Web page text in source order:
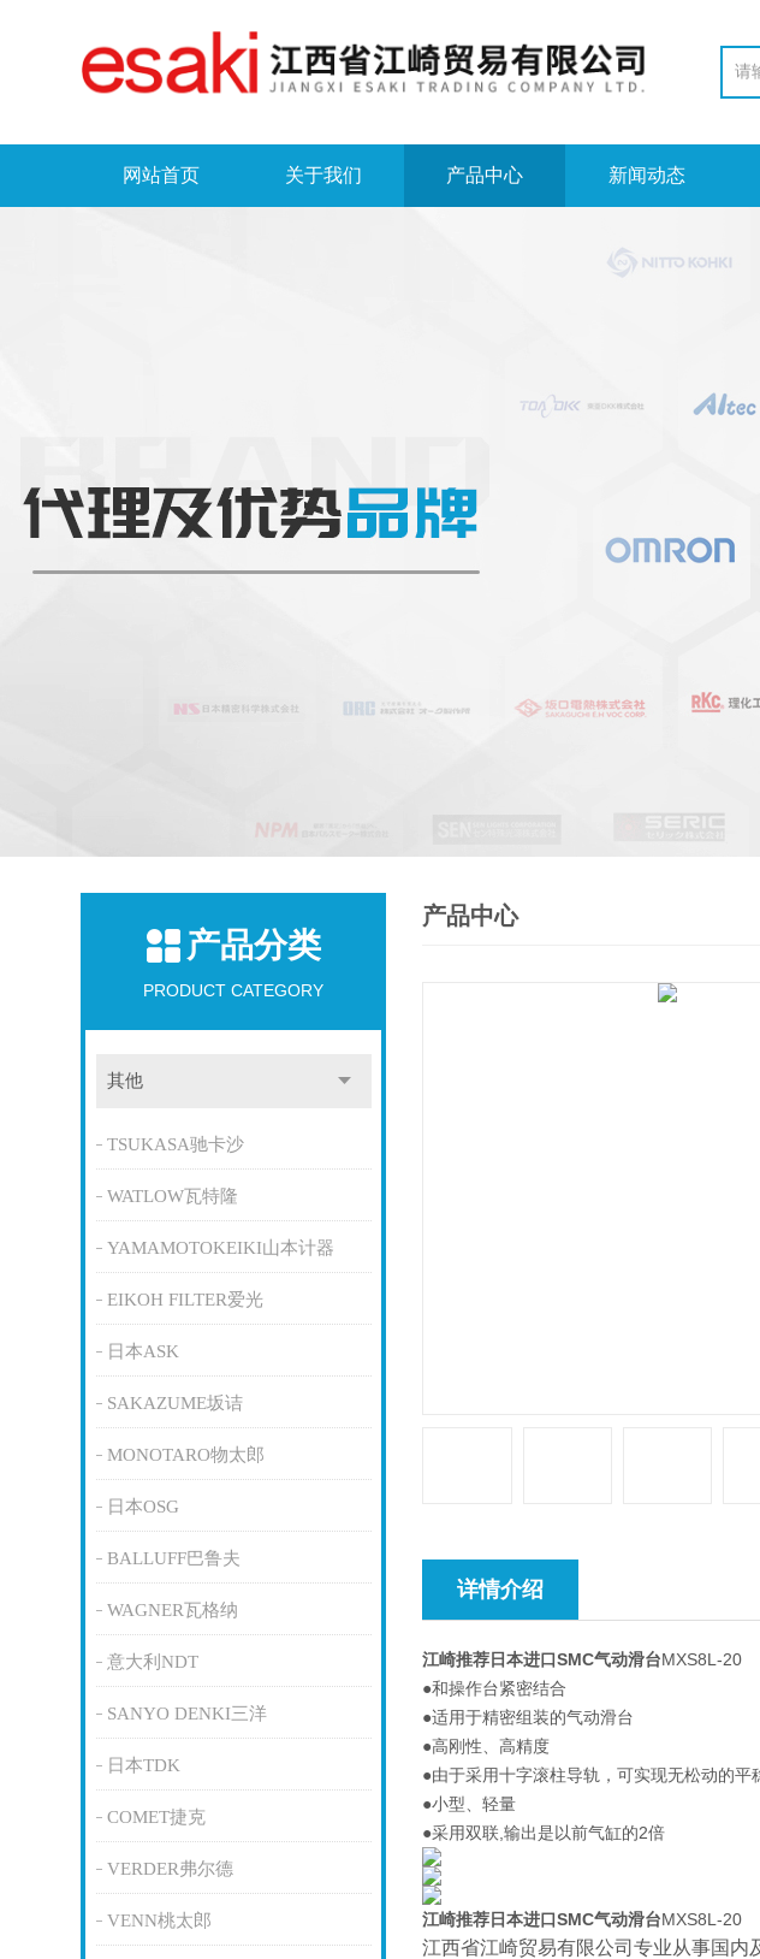
网站首页 关于我们 产品中心 新闻动态
产品分类
PRODUCT CATEGORY
其他
TSUKASA驰卡沙
WATLOW瓦特隆
YAMAMOTOKEIKI山本计器
EIKOH FILTER爱光
日本ASK
SAKAZUME坂诘
MONOTARO物太郎
日本OSG
BALLUFF巴鲁夫
WAGNER瓦格纳
意大利NDT
SANYO DENKI三洋
日本TDK
COMET捷克
VERDER弗尔德
VENN桃太郎
产品中心
详情介绍
江崎推荐日本进口SMC气动滑台MXS8L-20
●和操作台紧密结合
●适用于精密组装的气动滑台
●高刚性、高精度
●由于采用十字滚柱导轨，可实现无松动的平
●小型、轻量
●采用双联,输出是以前气缸的2倍
江崎推荐日本进口SMC气动滑台MXS8L-20
江西省江崎贸易有限公司专业从事国